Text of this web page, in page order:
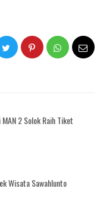
2 Solok Raih Tiket
Wisata Sawahlunto